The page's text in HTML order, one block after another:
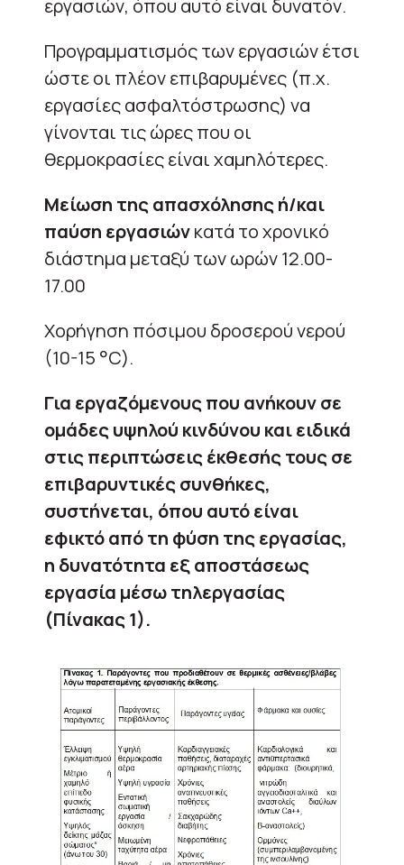
εργασιών, όπου αυτό είναι δυνατόν.
Προγραμματισμός των εργασιών έτσι
ώστε οι πλέον επιβαρυμένες (π.χ.
εργασίες ασφαλτόστρωσης) να
γίνονται τις ώρες που οι
θερμοκρασίες είναι χαμηλότερες.
Μείωση της απασχόλησης ή/και
παύση εργασιώνκατά το χρονικό
διάστημα μεταξύ των ωρών 12.00-
17.00
Χορήγηση πόσιμου δροσερού νερού
(10-15 °C).
Για εργαζόμενους που ανήκουν σε
ομάδες υψηλού κινδύνου και ειδικά
στις περιπτώσεις έκθεσής τους σε
επιβαρυντικές συνθήκες,
συστήνεται, όπου αυτό είναι
εφικτό από τη φύση της εργασίας,
η δυνατότητα εξ αποστάσεως
εργασία μέσω τηλεργασίας
(Πίνακας 1).